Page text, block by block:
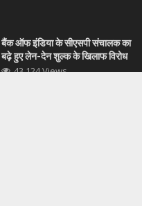
बैंक ऑफ इंडिया के सीएसपी संचालक का
बढ़े हुए लेन-देन शुल्क के खिलाफ विरोध
43,124 Views